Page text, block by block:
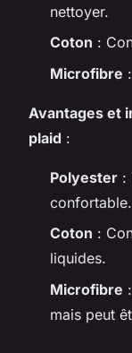
nettoyer.
Coton :
Microfibre
Avantages et
plaid :
Polyester :
confortable.
Coton :
liquides.
Microfibre
mais peut